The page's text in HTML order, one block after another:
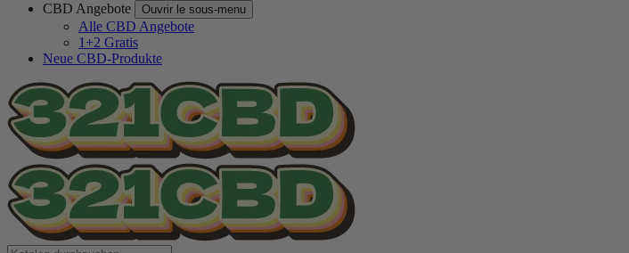
CBD Angebote
Ouvrir le sous-menu
Alle CBD Angebote
1+2 Gratis
Neue CBD-Produkte